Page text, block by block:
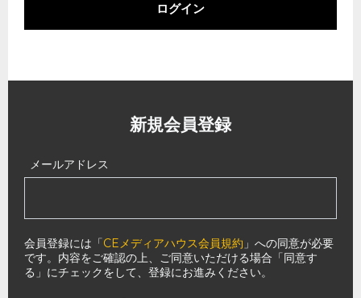
ログイン
新規会員登録
メールアドレス
会員登録には「CEメディアハウス会員規約 」への同意が必要
です。内容をご確認の上、ご同意いただける場合「同意す
る」にチェックをして、登録にお進みください。